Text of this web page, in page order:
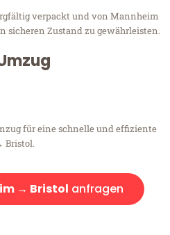
verpackt und von Mannheim
sicheren Zustand zu gewährleisten.
für eine schnelle und effiziente
Bristol.
→ Bristol anfragen